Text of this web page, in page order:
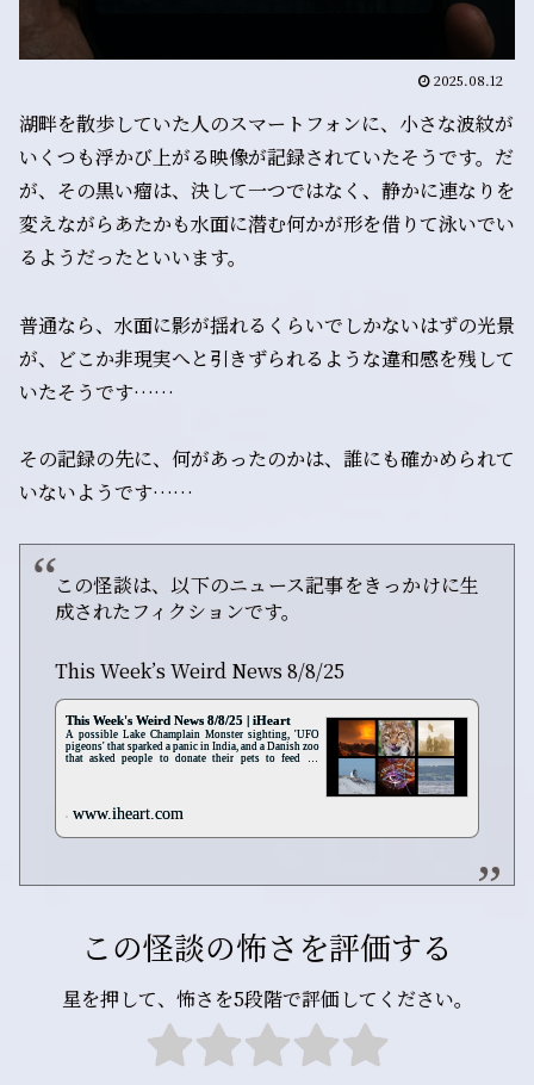
2025.08.12
湖畔を散歩していた人のスマートフォンに、小さな波紋が
いくつも浮かび上がる映像が記録されていたそうです。だ
が、その黒い瘤は、決して一つではなく、静かに連なりを
変えながら――あたかも水面に潜む何かが形を借りて泳いでい
るようだったといいます。
普通なら、水面に影が揺れるくらいでしかないはずの光景
が、どこか非現実へと引きずられるような違和感を残して
いたそうです……
その記録の先に、何があったのかは、誰にも確かめられて
いないようです……
この怪談は、以下のニュース記事をきっかけに生
成されたフィクションです。
This Week’s Weird News 8/8/25
This Week's Weird News 8/8/25 | iHeart
A possible Lake Champlain Monster sighting, 'UFO
pigeons' that sparked a panic in India, and a Danish zoo
that asked people to donate their pets to feed its
www.iheart.com
この怪談の怖さを評価する
星を押して、怖さを5段階で評価してください。